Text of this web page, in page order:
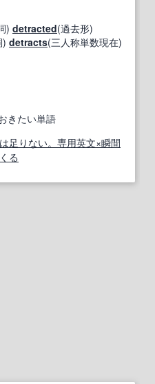
) detracted(過去形)
) detracts(三人称単数現在)
きたい単語
足りない。専用英文×瞬間
る